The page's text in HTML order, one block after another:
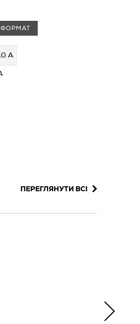
A
ПЕРЕГЛЯНУТИ ВСІ